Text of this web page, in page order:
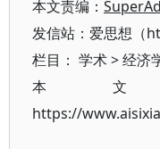
本文责编：
发信站：爱思想（
栏目： 学术>经济
本
https://